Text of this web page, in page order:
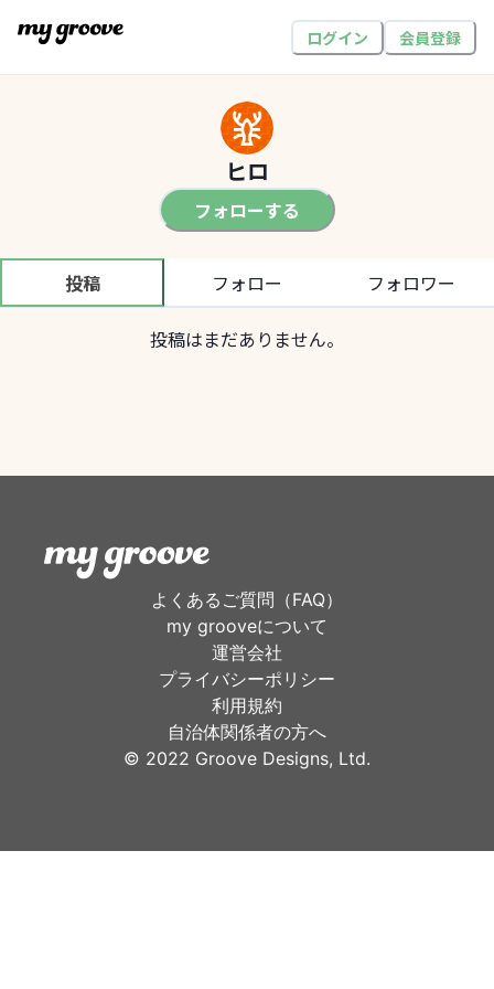
ログイン 会員登録
ヒロ
フォローする
投稿 フォロー フォロワー
投稿はまだありません。
よくあるご質問（FAQ）
my grooveについて
運営会社
プライバシーポリシー
利用規約
自治体関係者の方へ
©︎ 2022 Groove Designs, Ltd.